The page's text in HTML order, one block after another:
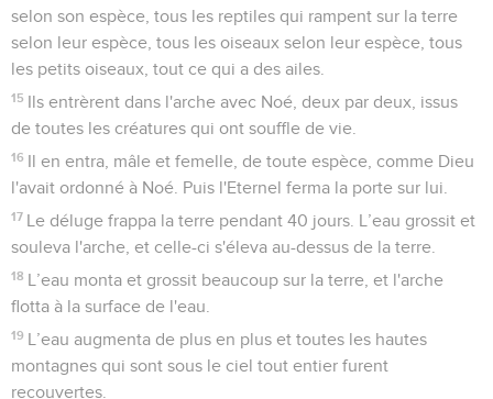
selon son espèce, tous les reptiles qui rampent sur la terre
selon leur espèce, tous les oiseaux selon leur espèce, tous
les petits oiseaux, tout ce qui a des ailes.
15 Ils entrèrent dans l'arche avec Noé, deux par deux, issus
de toutes les créatures qui ont souffle de vie.
16 Il en entra, mâle et femelle, de toute espèce, comme Dieu
l'avait ordonné à Noé. Puis l'Eternel ferma la porte sur lui.
17 Le déluge frappa la terre pendant 40 jours. L’eau grossit et
souleva l'arche, et celle-ci s'éleva au-dessus de la terre.
18 L’eau monta et grossit beaucoup sur la terre, et l'arche
flotta à la surface de l'eau.
19 L’eau augmenta de plus en plus et toutes les hautes
montagnes qui sont sous le ciel tout entier furent
recouvertes.